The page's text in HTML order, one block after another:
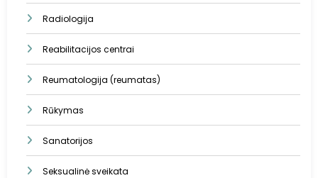
Radiologija
Reabilitacijos centrai
Reumatologija (reumatas)
Rūkymas
Sanatorijos
Seksualinė sveikata